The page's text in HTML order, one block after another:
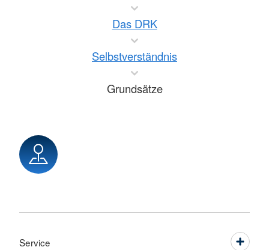
Das DRK
Selbstverständnis
Grundsätze
Service